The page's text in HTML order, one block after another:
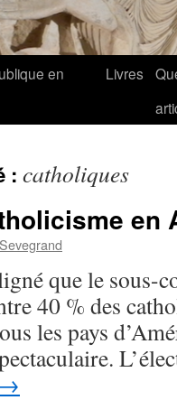
en
Livres
: catholiques
en
que le sous-
40 % des
les pays